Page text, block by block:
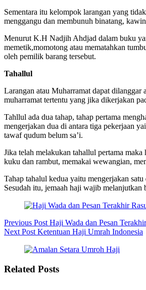
Sementara itu kelompok larangan yang
menggangu dan membunuh binatang,
Menurut K.H Nadjih Ahdjad dalam buku
memetik,momotong atau mematahkan
oleh pemilik barang tersebut.
Tahallul
Larangan atau Muharramat dapat
muharramat tertentu yang jika dikerjakan
Tahllul ada dua tahap, tahap pertama
mengerjakan dua di antara tiga pekerjaan
tawaf qudum belum sa’i.
Jika telah melakukan tahallul pertama
kuku dan rambut, memakai wewangian,
Tahap tahalul kedua yaitu mengerjakan
Sesudah itu, jemaah haji wajib
Previous Post Haji Wada dan Pesan
Next Post Ketentuan Haji Umrah Indonesia
Related Posts